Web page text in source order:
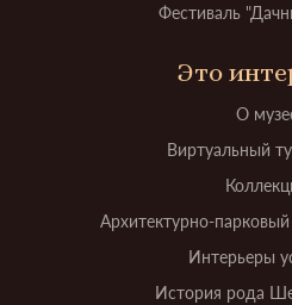
Фестиваль
Это
О
Виртуальный
Архитектурно-
Интерьеры
История рода